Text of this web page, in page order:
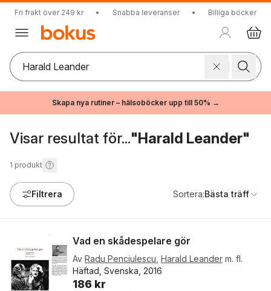
Fri frakt över 249 kr • Snabba leveranser • Billiga böcker
Skapa nya rutiner – hälsoböcker upp till 50% →
Visar resultat för..."Harald Leander"
1 produkt
Filtrera Sortera:Bästa träff
Vad en skådespelare gör
Av Radu Penciulescu Harald Leander m. fl.
Häftad, Svenska, 2016
186 kr